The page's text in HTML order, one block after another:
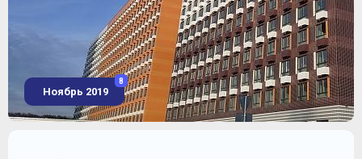
Ноябрь 2019
8